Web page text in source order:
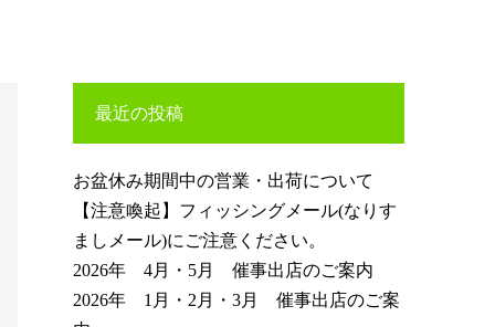
最近の投稿
お盆休み期間中の営業・出荷について
【注意喚起】フィッシングメール(なりす
ましメール)にご注意ください。
2026年 4月・5月 催事出店のご案内
2026年 1月・2月・3月 催事出店のご案